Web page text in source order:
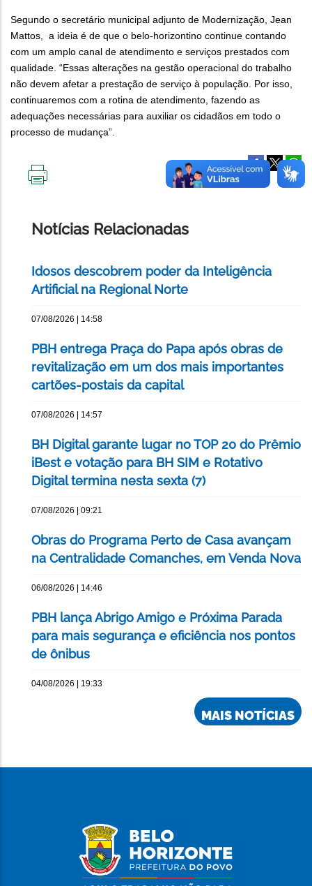
Segundo o secretário municipal adjunto de Modernização, Jean
Mattos, a ideia é de que o belo-horizontino continue contando
com um amplo canal de atendimento e serviços prestados com
qualidade. “Essas alterações na gestão operacional do trabalho
não devem afetar a prestação de serviço à população. Por isso,
continuaremos com a rotina de atendimento, fazendo as
adequações necessárias para auxiliar os cidadãos em todo o
processo de mudança”.
Notícias Relacionadas
Idosos descobrem poder da Inteligência
Artificial na Regional Norte
07/08/2026 | 14:58
PBH entrega Praça do Papa após obras de
revitalização em um dos mais importantes
cartões-postais da capital
07/08/2026 | 14:57
BH Digital garante lugar no TOP 20 do Prêmio
iBest e votação para BH SIM e Rotativo
Digital termina nesta sexta (7)
07/08/2026 | 09:21
Obras do Programa Perto de Casa avançam
na Centralidade Comanches, em Venda Nova
06/08/2026 | 14:46
PBH lança Abrigo Amigo e Próxima Parada
para mais segurança e eficiência nos pontos
de ônibus
04/08/2026 | 19:33
MAIS NOTÍCIAS